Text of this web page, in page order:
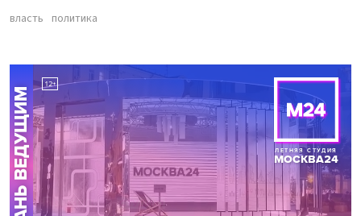
власть политика